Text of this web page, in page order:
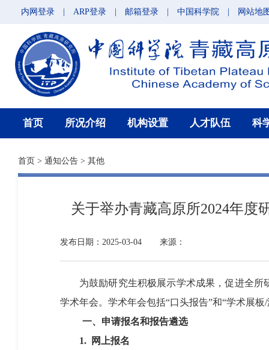
内网登录 ARP登录 邮箱登录 中国科学院 网站地
首页 所况介绍 机构设置 人才队伍 科
首页 > 通知公告 > 其他
关于举办青藏高原所2024年度
发布日期：2025-03-04 来源：
为鼓励研究生积极展示学术成果，促进全
学术年会。学术年会包括“口头报告”和“学术展
一、 申请报名和报告遴选
1.
网上报名